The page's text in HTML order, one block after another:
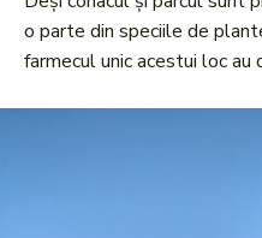
o parte din speciile de
farmecul unic acestui loc au